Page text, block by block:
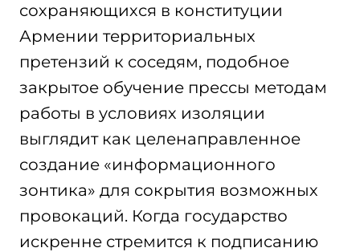
сохраняющихся в конституции
Армении территориальных
претензий к соседям, подобное
закрытое обучение прессы методам
работы в условиях изоляции
выглядит как целенаправленное
создание «информационного
зонтика» для сокрытия возможных
провокаций. Когда государство
искренне стремится к подписанию